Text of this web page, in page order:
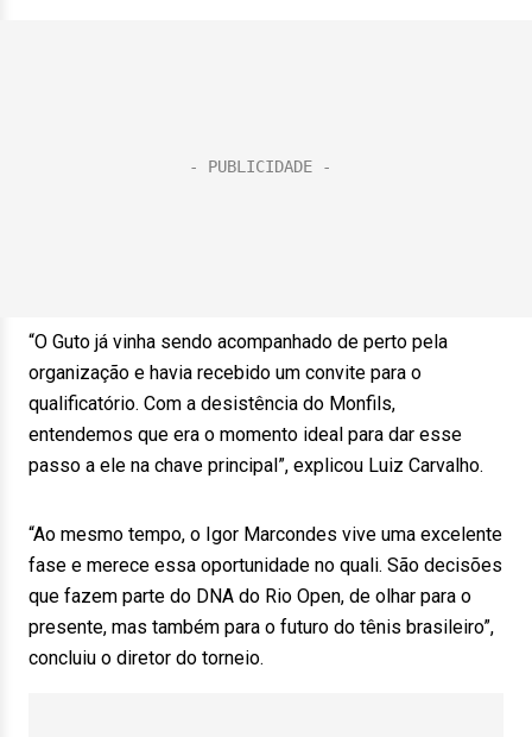
“O Guto já vinha sendo acompanhado de perto pela
organização e havia recebido um convite para o
qualificatório. Com a desistência do Monfils,
entendemos que era o momento ideal para dar esse
passo a ele na chave principal”, explicou Luiz Carvalho.
“Ao mesmo tempo, o Igor Marcondes vive uma excelente
fase e merece essa oportunidade no quali. São decisões
que fazem parte do DNA do Rio Open, de olhar para o
presente, mas também para o futuro do tênis brasileiro”,
concluiu o diretor do torneio.